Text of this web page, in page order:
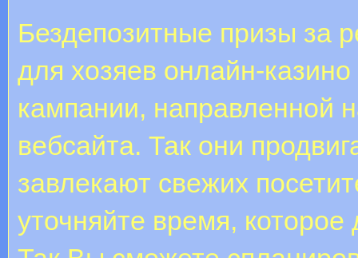
Бездепозитные призы за
для хозяев онлайн-
кампании, направленной
вебсайта. Так они
завлекают свежих
уточняйте время,